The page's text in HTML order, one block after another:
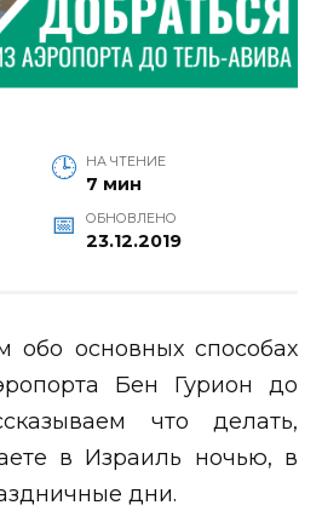
НА ЧТЕНИЕ
7 мин
ОБНОВЛЕНО
23.12.2019
обо основных способах
Бен Гурион до
что делать,
в Израиль ночью, в
дни.